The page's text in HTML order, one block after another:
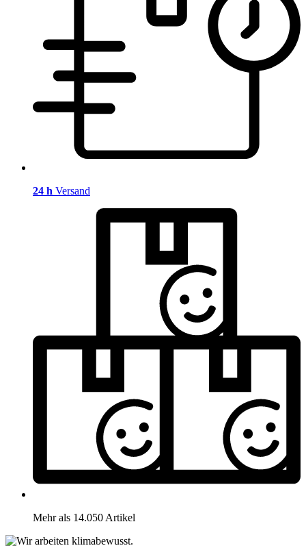
24 h Versand
Mehr als 14.050 Artikel